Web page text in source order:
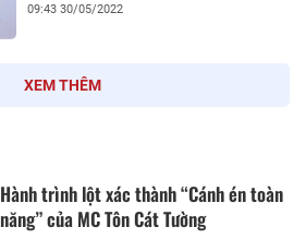
09:43 30/05/2022
XEM THÊM
Hành trình lột xác thành “Cánh én toàn
năng” của MC Tôn Cát Tường